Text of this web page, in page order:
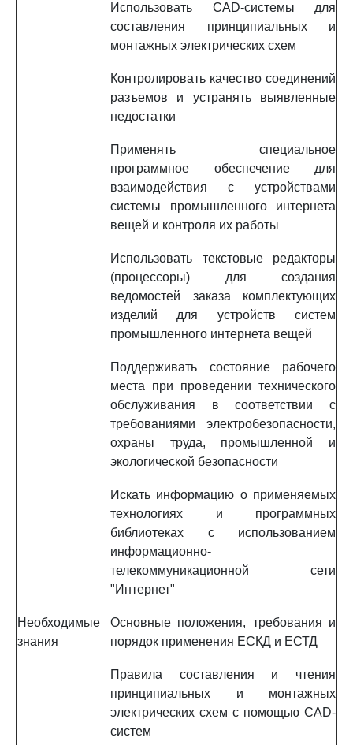
Использовать CAD-системы для
составления принципиальных и
монтажных электрических схем
Контролировать качество соединений
разъемов и устранять выявленные
недостатки
Применять специальное
программное обеспечение для
взаимодействия с устройствами
системы промышленного интернета
вещей и контроля их работы
Использовать текстовые редакторы
(процессоры) для создания
ведомостей заказа комплектующих
изделий для устройств систем
промышленного интернета вещей
Поддерживать состояние рабочего
места при проведении технического
обслуживания в соответствии с
требованиями электробезопасности,
охраны труда, промышленной и
экологической безопасности
Искать информацию о применяемых
технологиях и программных
библиотеках с использованием
информационно-
телекоммуникационной сети
"Интернет"
Необходимые
знания
Основные положения, требования и
порядок применения ЕСКД и ЕСТД
Правила составления и чтения
принципиальных и монтажных
электрических схем с помощью CAD-
систем